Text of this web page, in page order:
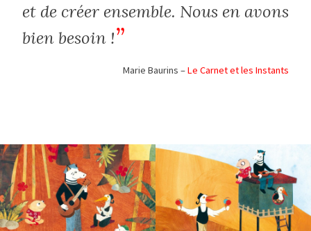
et de créer ensemble. Nous en avons
bien besoin !
Marie Baurins –Le Carnet et les Instants